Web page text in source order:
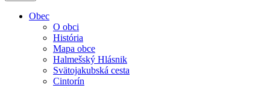
Obec
O obci
História
Mapa obce
Halmešský Hlásnik
Svätojakubská cesta
Cintorín